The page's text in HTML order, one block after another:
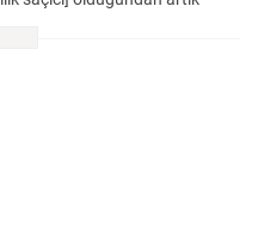
hem de pek güzel
yüzyılda yeniden
ardından edebiyat ve
başlıyor. VakıfBank Kültür
yazarın 1899-1901 yılları
tefrika edilmeye başlayıp,